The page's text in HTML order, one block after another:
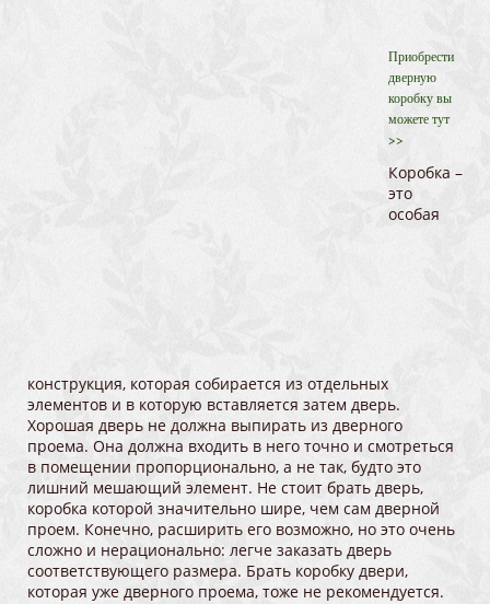
Приобрести
дверную
коробку вы
можете тут
>>
Коробка –
это
особая
конструкция, которая собирается из отдельных
элементов и в которую вставляется затем дверь.
Хорошая дверь не должна выпирать из дверного
проема. Она должна входить в него точно и смотреться
в помещении пропорционально, а не так, будто это
лишний мешающий элемент. Не стоит брать дверь,
коробка которой значительно шире, чем сам дверной
проем. Конечно, расширить его возможно, но это очень
сложно и нерационально: легче заказать дверь
соответствующего размера. Брать коробку двери,
которая уже дверного проема, тоже не рекомендуется.